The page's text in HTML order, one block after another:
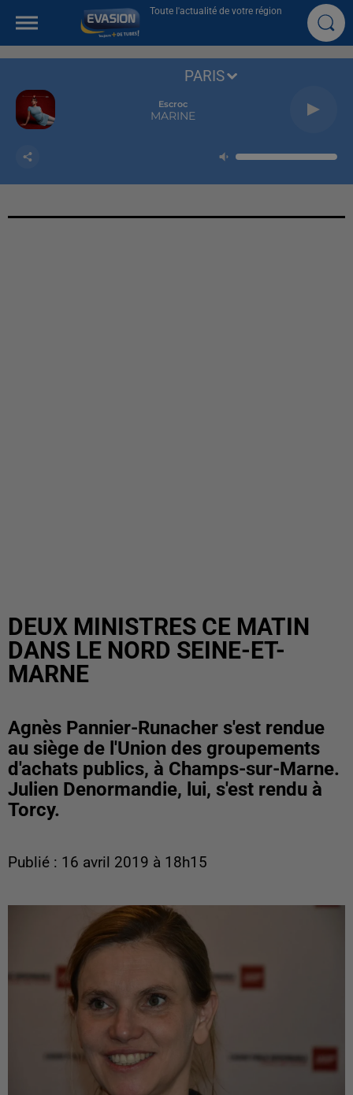
Toute l'actualité de votre région
Escroc
MARINE
PARIS
DEUX MINISTRES CE MATIN
DANS LE NORD SEINE-ET-
MARNE
Agnès Pannier-Runacher s'est rendue
au siège de l'Union des groupements
d'achats publics, à Champs-sur-Marne.
Julien Denormandie, lui, s'est rendu à
Torcy.
Publié : 16 avril 2019 à 18h15